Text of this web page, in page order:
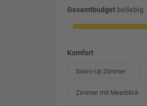
Gesamtbudget beliebig
Komfort
Swim-Up Zimmer
Zimmer mit Meerblick